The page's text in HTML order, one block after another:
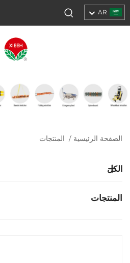
AR
الصفحة الرئيسية / المنتجات
الكل
المنتجات